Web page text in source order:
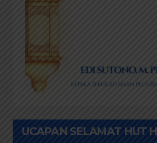
UCAPAN SELAMAT HUT